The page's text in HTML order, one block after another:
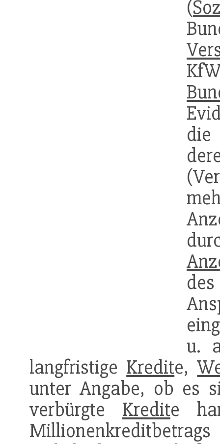
(
u.
langfristige Kredite,
unter Angabe, ob es
verbürgte Kredite